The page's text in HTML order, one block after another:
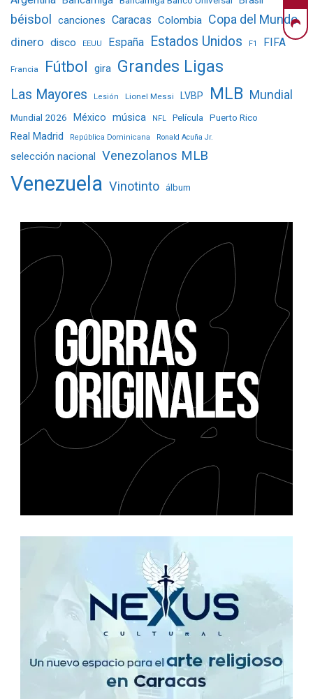
béisbol canciones Caracas Colombia Copa del Mundo
dinero disco EEUU España Estados Unidos F1 FIFA
Francia Fútbol gira Grandes Ligas
Las Mayores Lesión Lionel Messi LVBP MLB Mundial
Mundial 2026 México música NFL Película Puerto Rico
Real Madrid República Dominicana Ronald Acuña Jr.
selección nacional Venezolanos MLB
Venezuela Vinotinto álbum